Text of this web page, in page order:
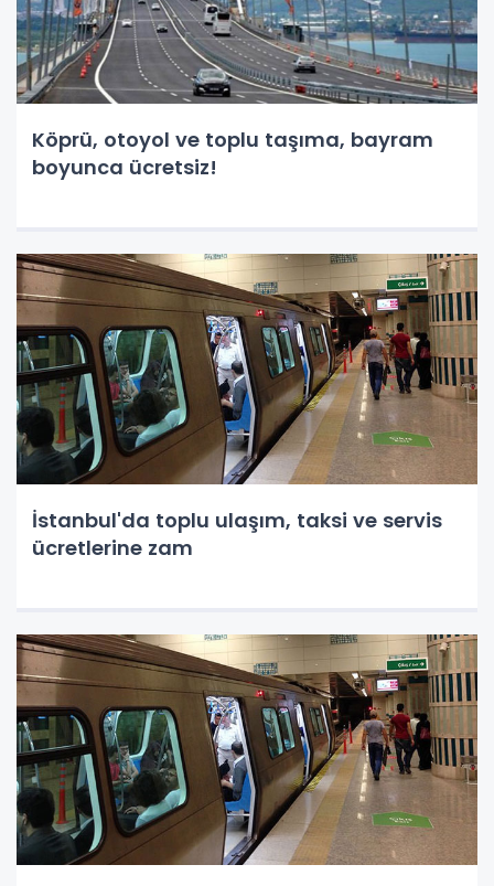
Köprü, otoyol ve toplu taşıma, bayram
boyunca ücretsiz!
İstanbul'da toplu ulaşım, taksi ve servis
ücretlerine zam